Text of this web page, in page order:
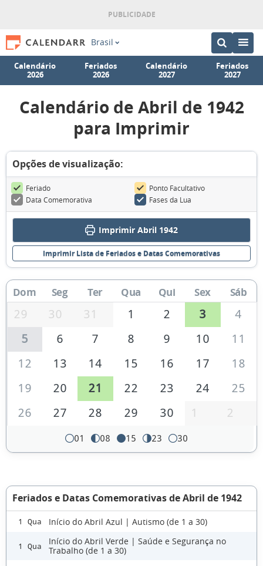
Brasil
Calendário
2026
Feriados
2026
Calendário
2027
Feriados
2027
Calendário de Abril de 1942
para Imprimir
Opções de visualização:
Feriado
Ponto Facultativo
Data Comemorativa
Fases da Lua
Imprimir Abril 1942
Imprimir Lista de Feriados e Datas Comemorativas
Dom Seg Ter Qua Qui Sex Sáb
29 30 31 1 2 3
4
5
6 7 8 9 10
11
12
13 14 15 16 17
18
19
20 21 22 23 24
25
26
27 28 29 30 1 2
01 08 15 23 30
Feriados e Datas Comemorativas de Abril de 1942
1 Qua Início do Abril Azul | Autismo (de 1 a 30)
1 Qua
Início do Abril Verde | Saúde e Segurança no
Trabalho (de 1 a 30)